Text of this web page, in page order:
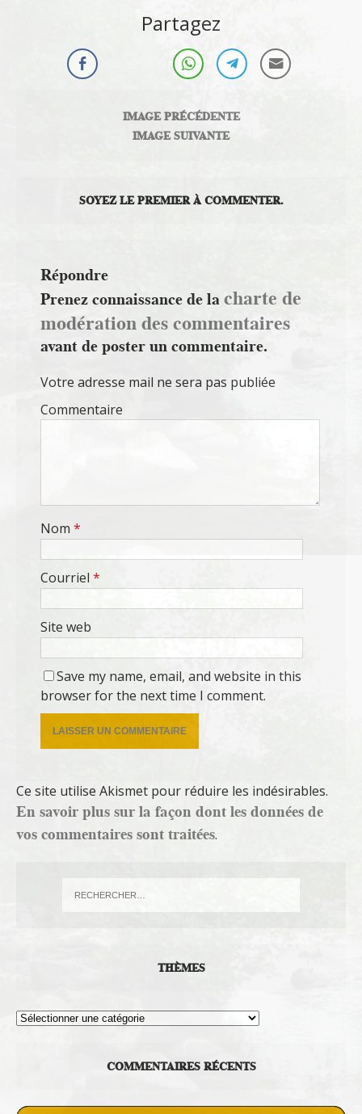
Partagez
IMAGE PRÉCÉDENTE
IMAGE SUIVANTE
SOYEZ LE PREMIER À COMMENTER.
Répondre
Prenez connaissance de lacharte de
modération des commentaires
avant de poster un commentaire.
Votre adresse mail ne sera pas publiée
Commentaire
Nom *
Courriel *
Site web
Save my name, email, and website in this
browser for the next time I comment.
Ce site utilise Akismet pour réduire les indésirables.
En savoir plus sur la façon dont les données de
vos commentaires sont traitées.
THÈMES
Thèmes
COMMENTAIRES RÉCENTS